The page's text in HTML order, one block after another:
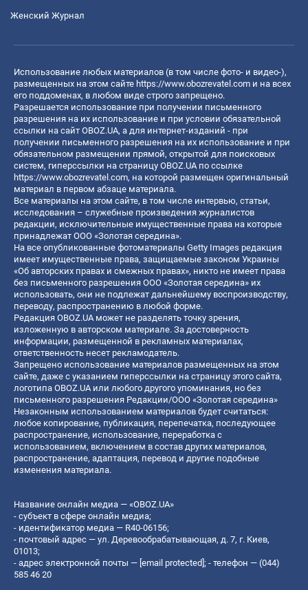
Женский Журнал
Использование любых материалов (в том числе фото- и видео-),
размещенных на этом сайте https://www.obozrevatel.com и на всех
его поддоменах, в любом виде строго запрещено.
Разрешается использование при получении письменного
разрешения на их использование и при условии обязательной
ссылки на сайт OBOZ.UA, а для интернет-изданий - при
получении письменного разрешения на их использование и при
обязательном размещении прямой, открытой для поисковых
систем, гиперссылки на страницу OBOZ.UA по ссылке
https://www.obozrevatel.com, на которой размещен оригинальный
материал в первом абзаце материала.
Все материалы на этом сайте, в том числе интервью, статьи,
исследования – служебные произведения журналистов
редакции, исключительные имущественные права на которые
принадлежат ООО «Золотая середина».
На все опубликованные фотоматериалы Getty Images редакция
имеет имущественные права, защищаемые законом Украины
«Об авторских правах и смежных правах», никто не имеет права
без письменного разрешения ООО «Золотая середина» их
использовать, они не подлежат дальнейшему воспроизводству,
переводу, распространению в любой форме.
Редакция OBOZ.UA может не разделять точку зрения,
изложенную в авторском материале. За достоверность
информации, размещенной в рекламных материалах,
ответственность несет рекламодатель.
Запрещено использование материалов размещенных на этом
сайте, даже с указанием гиперссылки на страницу этого сайта,
логотипа OBOZ.UA или любого другого упоминания, но без
письменного разрешения Редакции/ООО «Золотая середина»
Незаконным использованием материалов будет считаться:
любое копирование, публикация, перепечатка, последующее
распространение, использование, переработка с
использованием, включением в состав других материалов,
распространение, адаптация, перевод и другие подобные
изменения материала.
Название онлайн медиа — «OBOZ.UA»
- субъект в сфере онлайн медиа;
- идентификатор медиа — R40-06156;
- почтовый адрес — ул. Деревообрабатывающая, д. 7, г. Киев,
01013;
- адрес электронной почты — [email protected] ; - телефон — (044)
585 46 20